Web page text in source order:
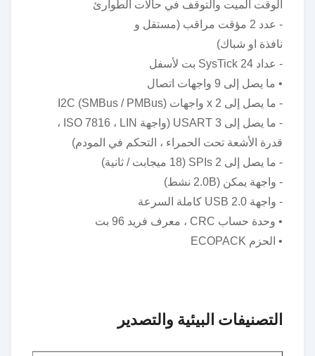
الوقت الميت والتوقف في حالات الطوارئ
- عدد 2 مؤقت مراقب (مستقل و
نافذة او شباك)
- عداد SysTick 24 بت لأسفل
• ما يصل إلى 9 واجهات اتصال
- ما يصل إلى 2 x واجهات I2C (SMBus / PMBus)
- ما يصل إلى 3 USART (واجهة ISO 7816 ، LIN ،
قدرة الأشعة تحت الحمراء ، التحكم في المودم)
- ما يصل إلى 2 SPIs (18 ميجابت / ثانية)
- واجهة يمكن (2.0B نشط)
- واجهة USB 2.0 كاملة السرعة
• وحدة حساب CRC ، معرف فريد 96 بت
• الحزم ECOPACK
التصنيفات البيئية والتصدير